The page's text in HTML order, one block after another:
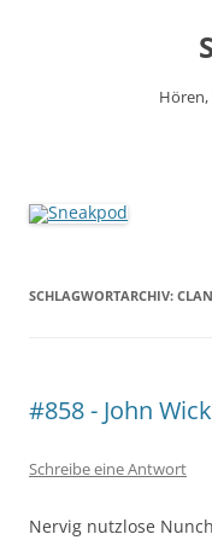
Hören,
SCHLAGWORTARCHIV:
#858 - John
Schreibe eine Antwort
Nervig nutzlose